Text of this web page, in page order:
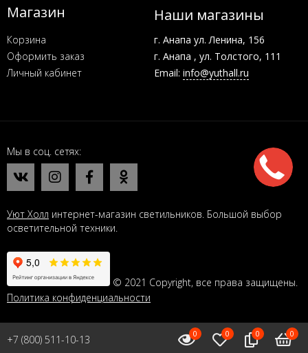
Магазин
Корзина
Оформить заказ
Личный кабинет
Наши магазины
г. Анапа ул. Ленина, 156
г. Анапа , ул. Толстого, 111
Email: info@yuthall.ru
Мы в соц. сетях
Уют Холл интернет-магазин светильников. Большой выбор
осветительной техники.
© 2021 Copyright, все права защищены.
Политика конфиденциальности
0 0 0 0
+7 (800) 511-10-13